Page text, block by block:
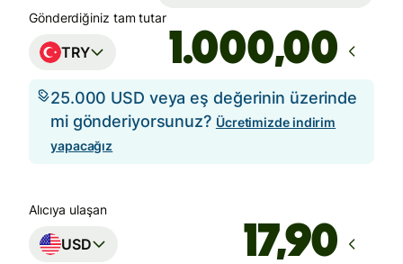
Gönderdiğiniz tam tutar
TRY ,00
25.000 USD veya eş değerinin üzerinde
mi gönderiyorsunuz? Ücretimizde indirim
yapacağız
Alıcıya ulaşan
USD